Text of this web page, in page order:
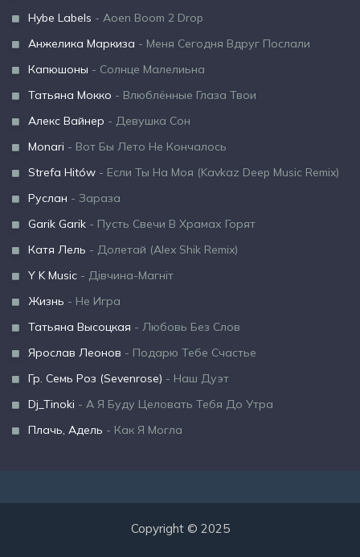
Hybe Labels - Aoen Boom 2 Drop
Анжелика Маркиза - Меня Сегодня Вдруг Послали
Капюшоны - Солнце Малелиьна
Татьяна Мокко - Влюблённые Глаза Твои
Алекс Вайнер - Девушка Сон
Monari - Вот Бы Лето Не Кончалось
Strefa Hitów - Если Ты На Моя (Kavkaz Deep Music Remix)
Руслан - Зараза
Garik Garik - Пусть Свечи В Храмах Горят
Катя Лель - Долетай (Alex Shik Remix)
Y K Music - Дівчина-Магніт
Жизнь - Не Игра
Татьяна Высоцкая - Любовь Без Слов
Ярослав Леонов - Подарю Тебе Счастье
Гр. Семь Роз (Sevenrose) - Наш Дуэт
Dj_Tinoki - А Я Буду Целовать Тебя До Утра
Плачь, Адель - Как Я Могла
Copyright © 2025